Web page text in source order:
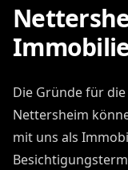
Die Gründe für
Nettersheim
mit uns als